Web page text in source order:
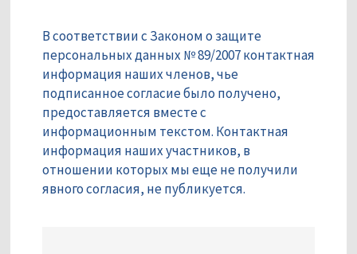
В соответствии с Законом о защите
персональных данных № 89/2007 контактная
информация наших членов, чье
подписанное согласие было получено,
предоставляется вместе с
информационным текстом. Контактная
информация наших участников, в
отношении которых мы еще не получили
явного согласия, не публикуется.